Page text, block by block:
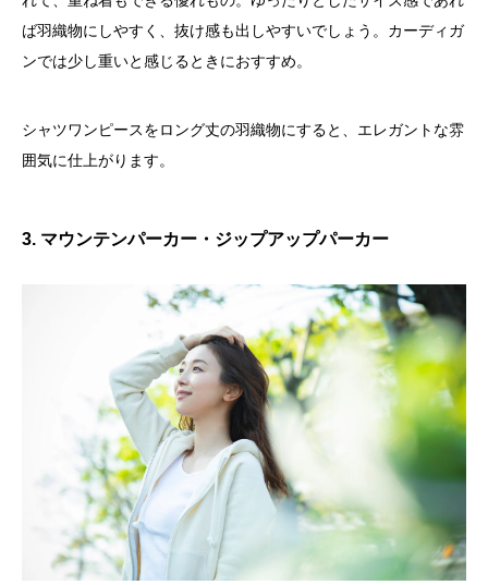
ば羽織物にしやすく、抜け感も出しやすいでしょう。カーディガ
ンでは少し重いと感じるときにおすすめ。
シャツワンピースをロング丈の羽織物にすると、エレガントな雰
囲気に仕上がります。
3. マウンテンパーカー・ジップアップパーカー